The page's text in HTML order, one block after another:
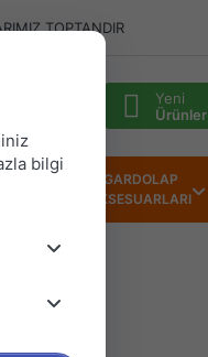
TOPTANDIR
Yeni
Ürünler
GARDOLAP
AKSESUARLARI
bilgi